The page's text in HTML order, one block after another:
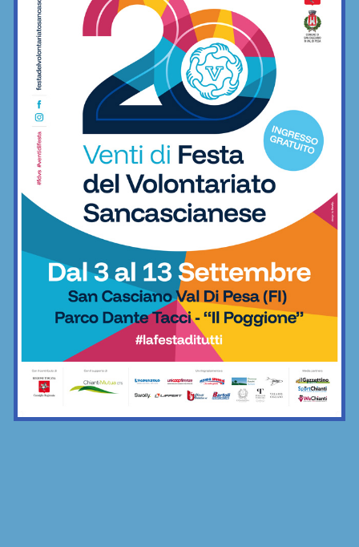
minimo indispensabile
Freestyle 06/12/2022
BAR SPORT...CHIANTI Bar Sport...Chianti
E dopo il derby… ecco il “terzo tempo”:
la merenda comune di Grevigiana e...
Bar Sport...Chianti 17/11/2025